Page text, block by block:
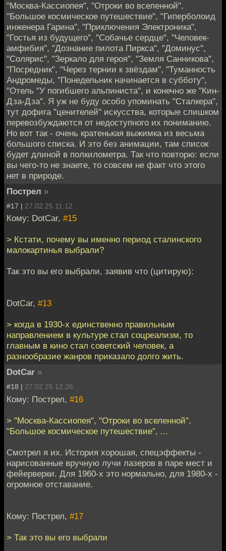
"Москва-Кассиопея", "Отроки во вселенной",
"Большое космическое путешествие", "Гиперболоид
инженера Гарина", "Приключения Электроника",
"Гостья из будущего", "Собачье сердце", "Человек-
амфибия", "Дознание пилота Пиркса", "Доминус",
"Солярис", "Зеркало для героя", "Земля Санникова",
"Посредник", "Через тернии к звёздам", "Туманность
Андромеды, "Понедельник начинается в субботу",
"Отель "У погибшего альпиниста", и конечно же "Кин-
Дза-Дза". Я уж не буду особо упоминать "Сталкера",
тут дофига "ценителей" искусства, которые слишком
перевозбуждаются от недоступного их пониманию.
Но вот так - очень кратенькая выжимка из весьма
большого списка. И это без анимации, там список
будет длиной в полкилометра. Так что повторю: если
вы чего-то не знаете, то совсем не факт что этого
нет в природе.
Пострел »
#17 | 27.02.25 11:12
Кому: DotCar, #15
> Кстати, почему вы именно период сталинского
малокартинья выбрали?
Так это вы его выбрали, заявив что (цитирую):
DotCar, #13
> когда в 1930-х единственно правильным
направлением в культуре стал соцреализм, то
главным в кино стал советский человек, а
разнообразие жанров приказало долго жить.
DotCar »
#18 | 27.02.25 12:26
Кому: Пострел, #16
> "Москва-Кассиопея", "Отроки во вселенной",
"Большое космическое путешествие", ...
Смотрел я их. История хорошая, спецэффекты -
нарисованные вручную лучи лазеров в паре мест и
фейерверки. Для 1960-х это нормально, для 1980-х -
огромное отставание.
Кому: Пострел, #17
> Так это вы его выбрали